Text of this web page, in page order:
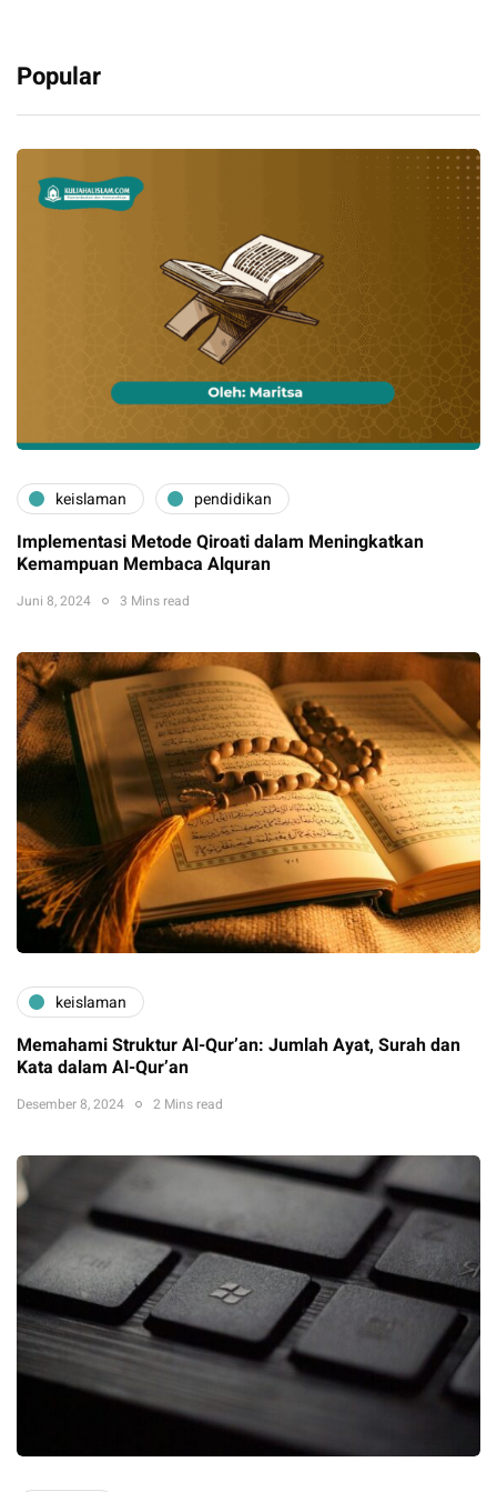
Popular
keislaman pendidikan
Implementasi Metode Qiroati dalam Meningkatkan
Kemampuan Membaca Alquran
Juni 8, 2024 3 Mins read
keislaman
Memahami Struktur Al-Qur’an: Jumlah Ayat, Surah dan
Kata dalam Al-Qur’an
Desember 8, 2024 2 Mins read